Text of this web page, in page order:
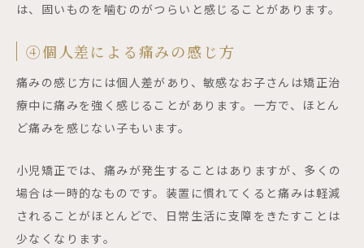
は、固いものを噛むのがつらいと感じることがあります。
④個人差による痛みの感じ方
痛みの感じ方には個人差があり、敏感なお子さんは矯正治
療中に痛みを強く感じることがあります。一方で、ほとん
ど痛みを感じない子もいます。
小児矯正では、痛みが発生することはありますが、多くの
場合は一時的なものです。装置に慣れてくると痛みは軽減
されることがほとんどで、日常生活に支障をきたすことは
少なくなります。